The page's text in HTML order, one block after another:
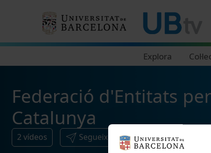
Explora
Federació d'Entitats
Catalunya
2 vídeos Segueix i comparteix